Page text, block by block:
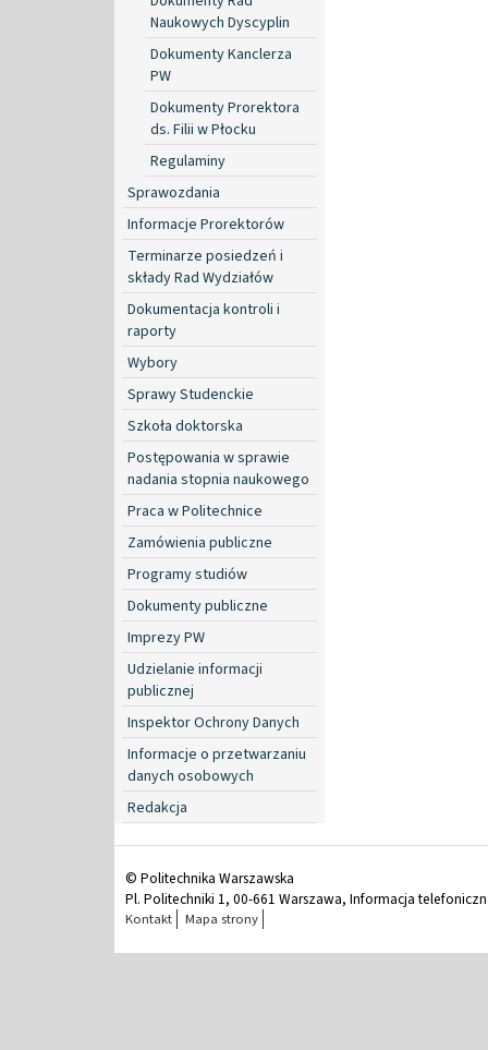
Naukowych Dyscyplin
Dokumenty Kanclerza
PW
Dokumenty Prorektora
ds. Filii w Płocku
Regulaminy
Sprawozdania
Informacje Prorektorów
Terminarze posiedzeń i
składy Rad Wydziałów
Dokumentacja kontroli i
raporty
Wybory
Sprawy Studenckie
Szkoła doktorska
Postępowania w sprawie
nadania stopnia naukowego
Praca w Politechnice
Zamówienia publiczne
Programy studiów
Dokumenty publiczne
Imprezy PW
Udzielanie informacji
publicznej
Inspektor Ochrony Danych
Informacje o przetwarzaniu
danych osobowych
Redakcja
© Politechnika Warszawska
Pl. Politechniki 1, 00-661 Warszawa, Informacja
Kontakt Mapa strony